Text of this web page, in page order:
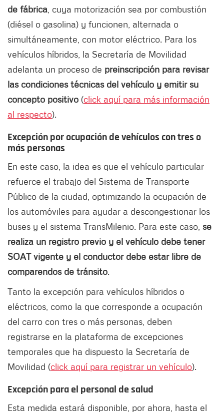
de fábrica , cuya motorización sea por combustión
(diésel o gasolina) y funcionen, alternada o
simultáneamente, con motor eléctrico. Para los
vehículos híbridos, la Secretaría de Movilidad
adelanta un proceso de preinscripción para revisar
las condiciones técnicas del vehículo y emitir su
concepto positivo (click aquí para más información
al respecto).
Excepción por ocupación de vehículos con tres o
más personas
En este caso, la idea es que el vehículo particular
refuerce el trabajo del Sistema de Transporte
Público de la ciudad, optimizando la ocupación de
los automóviles para ayudar a descongestionar los
buses y el sistema TransMilenio. Para este caso, se
realiza un registro previo y el vehículo debe tener
SOAT vigente y el conductor debe estar libre de
comparendos de tránsito.
Tanto la excepción para vehículos híbridos o
eléctricos, como la que corresponde a ocupación
del carro con tres o más personas, deben
registrarse en la plataforma de excepciones
temporales que ha dispuesto la Secretaría de
Movilidad (click aquí para registrar un vehículo).
Excepción para el personal de salud
Esta medida estará disponible, por ahora, hasta el